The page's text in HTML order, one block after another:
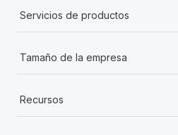
Servicios de productos
Tamaño de la empresa
Recursos